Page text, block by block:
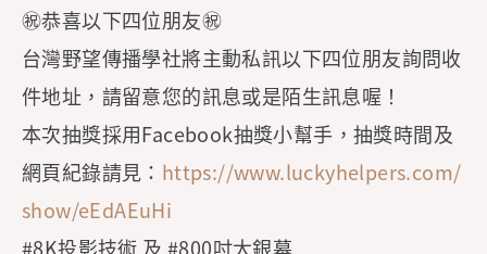
㊗️恭喜以下四位朋友㊗️
台灣野望傳播學社將主動私訊以下四位朋友詢問收
件地址，請留意您的訊息或是陌生訊息喔！
本次抽獎採用Facebook抽獎小幫手，抽獎時間及
網頁紀錄請見： https://www.luckyhelpers.com/
show/eEdAEuHi
#8K投影技術 及 #800吋大銀幕